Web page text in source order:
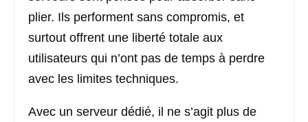
plier. Ils performent sans compromis, et
surtout offrent une liberté totale aux
utilisateurs qui n’ont pas de temps à perdre
avec les limites techniques.
Avec un serveur dédié, il ne s’agit plus de